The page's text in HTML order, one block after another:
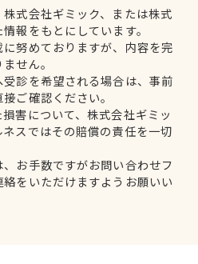
式会社ギミック、または株式
報をもとにしています。
努めておりますが、内容を完
せん。
診を希望される場合は、事前
ご確認ください。
害について、株式会社ギミッ
スではその賠償の責任を一切
お手数ですがお問い合わせフ
をいただけますようお願いい